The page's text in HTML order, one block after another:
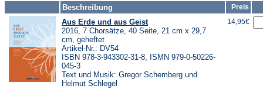
Beschreibung
Preis
Aus Erde und aus Geist
2016, 7 Chorsätze, 40 Seite, 21 cm x 29,7
cm, geheftet
Artikel-Nr.: DV54
ISBN 978-3-943302-31-8, ISMN 979-0-50226-
045-3
Text und Musik: Gregor Schemberg und
Helmut Schlegel
14,95€